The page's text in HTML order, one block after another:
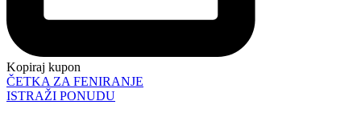
Kopiraj kupon
ČETKA ZA FENIRANJE
ISTRAŽI PONUDU